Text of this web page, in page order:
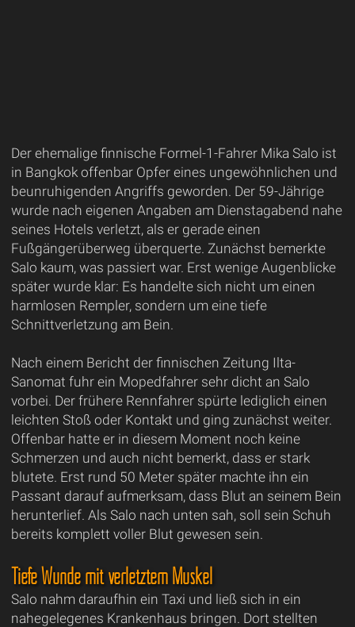
Der ehemalige finnische Formel-1-Fahrer Mika Salo ist
in Bangkok offenbar Opfer eines ungewöhnlichen und
beunruhigenden Angriffs geworden. Der 59-Jährige
wurde nach eigenen Angaben am Dienstagabend nahe
seines Hotels verletzt, als er gerade einen
Fußgängerüberweg überquerte. Zunächst bemerkte
Salo kaum, was passiert war. Erst wenige Augenblicke
später wurde klar: Es handelte sich nicht um einen
harmlosen Rempler, sondern um eine tiefe
Schnittverletzung am Bein.
Nach einem Bericht der finnischen Zeitung Ilta-
Sanomat fuhr ein Mopedfahrer sehr dicht an Salo
vorbei. Der frühere Rennfahrer spürte lediglich einen
leichten Stoß oder Kontakt und ging zunächst weiter.
Offenbar hatte er in diesem Moment noch keine
Schmerzen und auch nicht bemerkt, dass er stark
blutete. Erst rund 50 Meter später machte ihn ein
Passant darauf aufmerksam, dass Blut an seinem Bein
herunterlief. Als Salo nach unten sah, soll sein Schuh
bereits komplett voller Blut gewesen sein.
Tiefe Wunde mit verletztem Muskel
Salo nahm daraufhin ein Taxi und ließ sich in ein
nahegelegenes Krankenhaus bringen. Dort stellten